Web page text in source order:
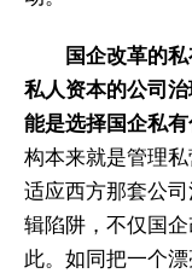
国企改革的
私人资本的公司
能是选择国企私有
构本来就是管理
适应西方那套公
辑陷阱，不仅国
此。如同把一个